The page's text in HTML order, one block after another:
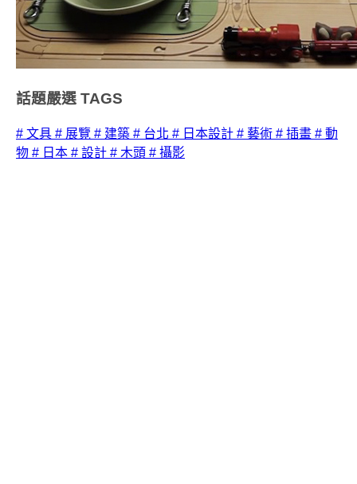
話題嚴選 TAGS
# 文具 # 展覽 # 建築 # 台北 # 日本設計 # 藝術 # 插畫 # 動
物 # 日本 # 設計 # 木頭 # 攝影